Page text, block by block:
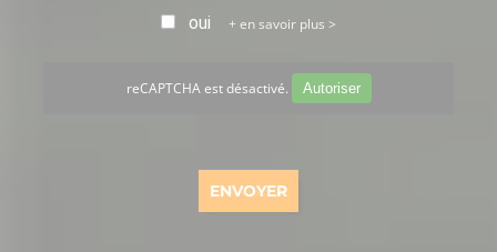
oui en savoir plus >
reCAPTCHA est désactivé. Autoriser